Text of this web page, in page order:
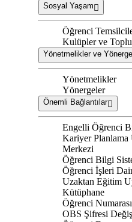
Sosyal Yaşam
Öğrenci
Kulüpler ve
Yönetmelikler ve
Yönetmelikler
Yönergeler
Önemli Bağlantılar
Engelli Öğrenci
Kariyer Planlama
Merkezi
Öğrenci Bilgi
Öğrenci İşleri
Uzaktan Eğitim
Kütüphane
Öğrenci
OBS Şifresi